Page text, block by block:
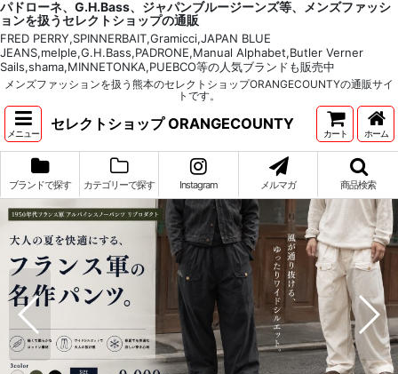
パドローネ、G.H.Bass、ジャパンブルージーンズ等、メンズファッシ
ョンを扱うセレクトショップの通販
FRED PERRY,SPINNERBAIT,Gramicci,JAPAN BLUE
JEANS,melple,G.H.Bass,PADRONE,Manual Alphabet,Butler Verner
Sails,shama,MINNETONKA,PUEBCO等の人気ブランドも販売中
メンズファッションを扱う熊本のセレクトショップORANGECOUNTYの通販サイ
トです。
メニュー
セレクトショップ ORANGECOUNTY
カート ホーム
ブランドで探す カテゴリーで探す Instagram メルマガ 商品検索